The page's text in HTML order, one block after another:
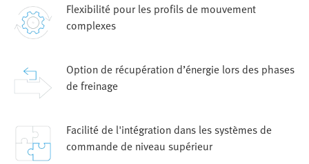
Flexibilité pour les profils de mouvement
complexes
Option de récupération d’énergie lors des phases
de freinage
Facilité de l'intégration dans les systèmes de
commande de niveau supérieur